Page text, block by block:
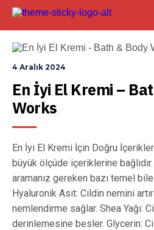
4 Aralık 2024
En İyi El Kremi –
Works
En İyi El Kremi İçin Doğru
büyük ölçüde içeriklerine
aramanız gereken bazı temel
Hyaluronik Asit: Cildin nemini
nemlendirme sağlar. Shea Yağı:
derinlemesine besler. Glycerin: